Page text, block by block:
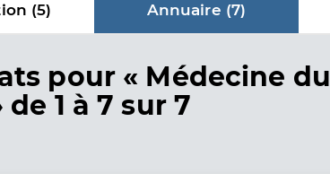
(5) Annuaire (7)
dans Annuaire
pour « Médecine du
de 1 à 7 sur 7